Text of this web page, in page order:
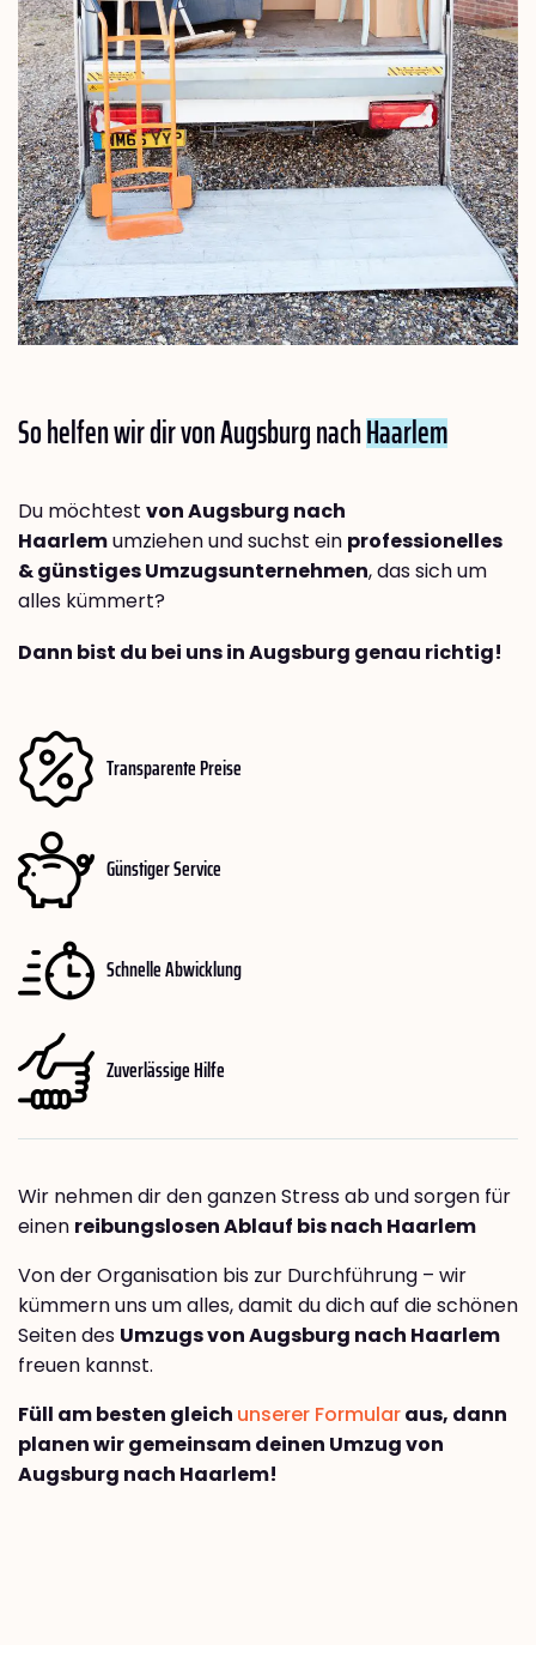
So helfen wir dir von Augsburg nachHaarlem
Du möchtest von Augsburg nach
Haarlemumziehen und suchst ein professionelles
& günstiges Umzugsunternehmen, das sich um
alles kümmert?
Dann bist du bei uns in Augsburg genau richtig!
Transparente Preise
Günstiger Service
Schnelle Abwicklung
Zuverlässige Hilfe
Wir nehmen dir den ganzen Stress ab und sorgen für
einen reibungslosen Ablauf bis nach Haarlem
Von der Organisation bis zur Durchführung – wir
kümmern uns um alles, damit du dich auf die schönen
Seiten des Umzugs von Augsburg nach Haarlem
freuen kannst.
Füll am besten gleich unserer Formularaus, dann
planen wir gemeinsam deinen Umzug von
Augsburg nach Haarlem!